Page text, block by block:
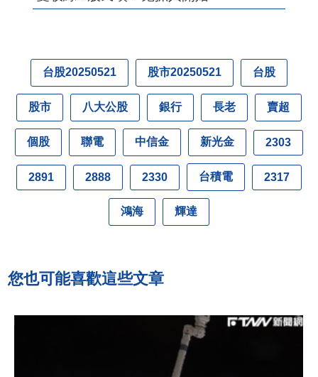
台股20250521 股市20250521 台股
股市 八大公股 銀行 長老 賣超
個股 聯電 中信金 新光金 2303
2891 2888 2330 台積電 2317
鴻海 輝達
您也可能喜歡這些文章